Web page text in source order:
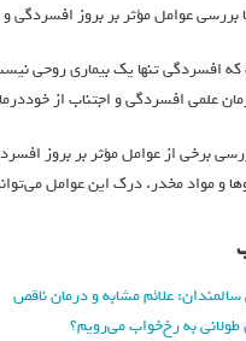
بررسی عوامل مؤثر بر بروز
علمی افسردگی و اجتناب از
برخی از عوامل مؤثر بر بروز
و مواد مخدر. درک این عوامل
علائم مشابه و درمان ناقص
به رخ‌خواب می‌رویم؟